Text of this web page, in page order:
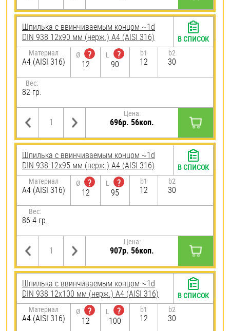
Шпилька c ввинчиваемым концом ~1d
DIN 938 12х90 мм (нерж.) A4 (AISI 316)
Материал
A4 (AISI 316)
Ø
?
12
L
?
90
b1
12
b2
30
Вес:
82 гр.
Цена:
696р. 56коп.
В СПИСОК
Шпилька c ввинчиваемым концом ~1d
DIN 938 12х95 мм (нерж.) A4 (AISI 316)
Материал
A4 (AISI 316)
Ø
?
12
L
?
95
b1
12
b2
30
Вес:
86.4 гр.
Цена:
907р. 56коп.
В СПИСОК
Шпилька c ввинчиваемым концом ~1d
DIN 938 12х100 мм (нерж.) A4 (AISI 316)
Материал
A4 (AISI 316)
Ø
?
12
L
?
100
b1
12
b2
30
В СПИСОК